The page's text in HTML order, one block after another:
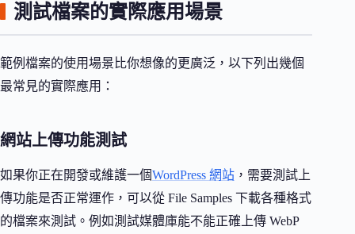
測試檔案的實際應用場景
範例檔案的使用場景比你想像的更廣泛，以下列出幾個
最常見的實際應用：
網站上傳功能測試
如果你正在開發或維護一個WordPress 網站 ，需要測試上
傳功能是否正常運作，可以從 File Samples 下載各種格式
的檔案來測試。例如測試媒體庫能不能正確上傳 WebP